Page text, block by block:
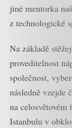
jiné mentorka
z technologické
Na základě
proveditelnost
společnost,
následně vzejde
na
Istanbulu v